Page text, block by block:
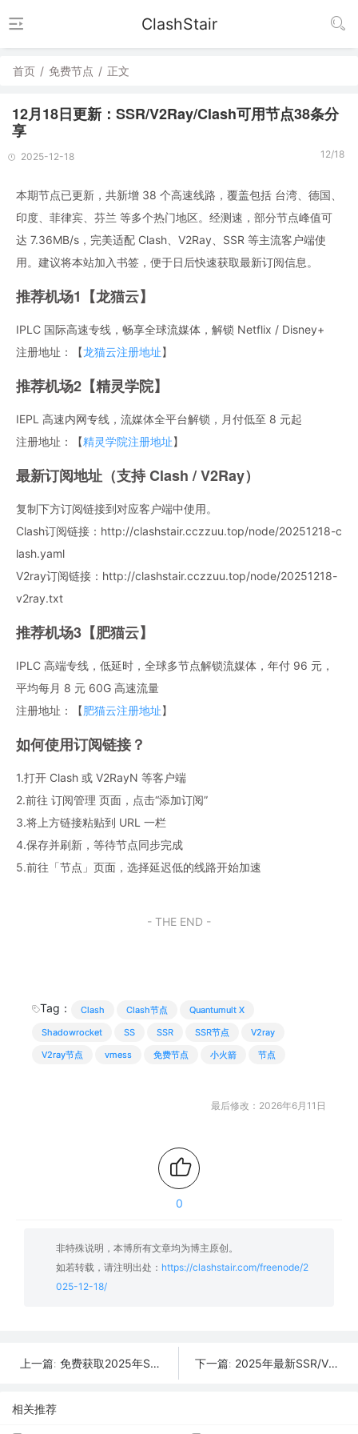
ClashStair
首页 / 免费节点 / 正文
12月18日更新：SSR/V2Ray/Clash可用节点38条分
享
2025-12-18 12/18
本期节点已更新，共新增 38 个高速线路，覆盖包括 台湾、德国、
印度、菲律宾、芬兰 等多个热门地区。经测速，部分节点峰值可
达 7.36MB/s，完美适配 Clash、V2Ray、SSR 等主流客户端使
用。建议将本站加入书签，便于日后快速获取最新订阅信息。
推荐机场1【龙猫云】
IPLC 国际高速专线，畅享全球流媒体，解锁 Netflix / Disney+
注册地址：【龙猫云注册地址】
推荐机场2【精灵学院】
IEPL 高速内网专线，流媒体全平台解锁，月付低至 8 元起
注册地址：【精灵学院注册地址】
最新订阅地址（支持 Clash / V2Ray）
复制下方订阅链接到对应客户端中使用。
Clash订阅链接：http://clashstair.cczzuu.top/node/20251218-c
lash.yaml
V2ray订阅链接：http://clashstair.cczzuu.top/node/20251218-
v2ray.txt
推荐机场3【肥猫云】
IPLC 高端专线，低延时，全球多节点解锁流媒体，年付 96 元，
平均每月 8 元 60G 高速流量
注册地址：【肥猫云注册地址】
如何使用订阅链接？
1.打开 Clash 或 V2RayN 等客户端
2.前往 订阅管理 页面，点击“添加订阅”
3.将上方链接粘贴到 URL 一栏
4.保存并刷新，等待节点同步完成
5.前往「节点」页面，选择延迟低的线路开始加速
- THE END -
Tag： Clash Clash节点
Quantumult X
Shadowrocket
SS SSR SSR节点
V2ray
V2ray节点
vmess 免费节点 小火箭 节点
最后修改：2026年6月11日
0
非特殊说明，本博所有文章均为博主原创。
如若转载，请注明出处： https://clashstair.com/freenode/2
025-12-18/
上一篇: 免费获取2025年SSR/V2Ray/Clash节点 | 12月19日可用 下一篇: 2025年最新SSR/V2Ray/Clash节点分享 | 12月17日实时可用
相关推荐